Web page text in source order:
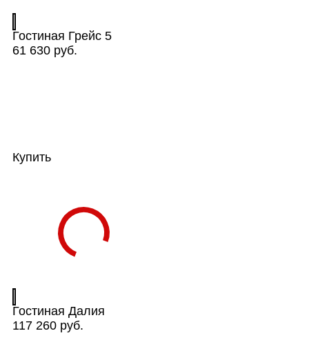
Гостиная Грейс 5
61 630 руб.
Купить
Гостиная Далия
117 260 руб.